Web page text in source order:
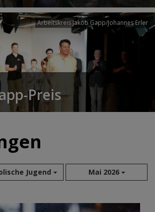
Arbeitskreis Jakob Gapp/Johannes Erler
Preis
Jugend Mai 2026
Aug 2026